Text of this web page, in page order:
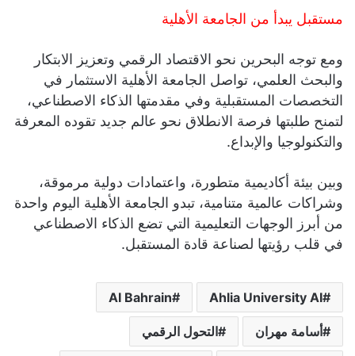
مستقبل يبدأ من الجامعة الأهلية
ومع توجه البحرين نحو الاقتصاد الرقمي وتعزيز الابتكار
والبحث العلمي، تواصل الجامعة الأهلية الاستثمار في
التخصصات المستقبلية وفي مقدمتها الذكاء الاصطناعي،
لتمنح طلبتها فرصة الانطلاق نحو عالم جديد تقوده المعرفة
والتكنولوجيا والإبداع.
وبين بيئة أكاديمية متطورة، واعتمادات دولية مرموقة،
وشراكات عالمية متنامية، تبدو الجامعة الأهلية اليوم واحدة
من أبرز الوجهات التعليمية التي تضع الذكاء الاصطناعي
في قلب رؤيتها لصناعة قادة المستقبل.
Ahlia University AI
AI Bahrain
أسامة مهران التحول الرقمي